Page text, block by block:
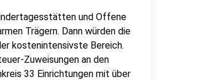
und Offene
Trägern. Dann würden die
kostenintensivste Bereich.
Zuweisungen an den
33 Einrichtungen mit über